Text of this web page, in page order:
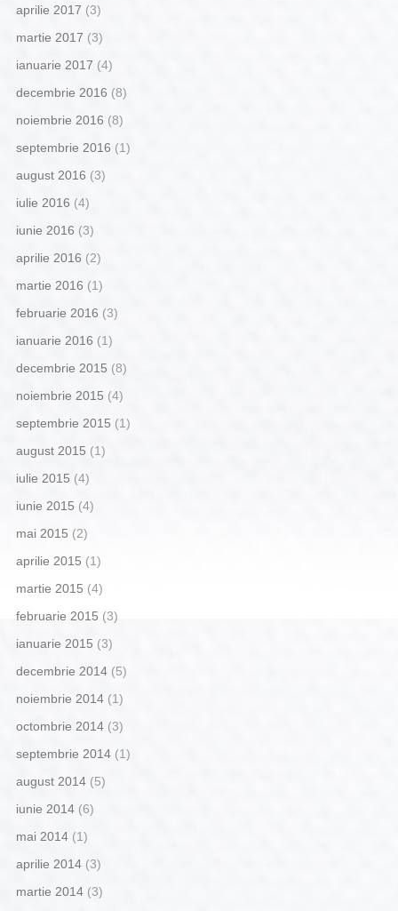
aprilie 2017 (3)
martie 2017 (3)
ianuarie 2017 (4)
decembrie 2016 (8)
noiembrie 2016 (8)
septembrie 2016 (1)
august 2016 (3)
iulie 2016 (4)
iunie 2016 (3)
aprilie 2016 (2)
martie 2016 (1)
februarie 2016 (3)
ianuarie 2016 (1)
decembrie 2015 (8)
noiembrie 2015 (4)
septembrie 2015 (1)
august 2015 (1)
iulie 2015 (4)
iunie 2015 (4)
mai 2015 (2)
aprilie 2015 (1)
martie 2015 (4)
februarie 2015 (3)
ianuarie 2015 (3)
decembrie 2014(5)
noiembrie 2014(1)
octombrie 2014(3)
septembrie 2014(1)
august 2014(5)
iunie 2014(6)
mai 2014(1)
aprilie 2014(3)
martie 2014(3)